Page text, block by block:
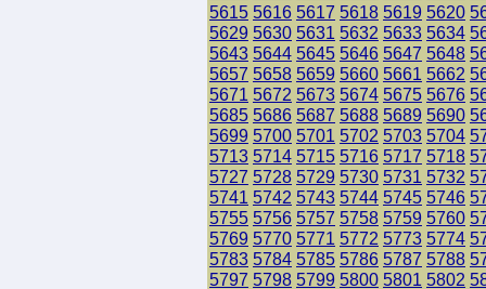
5615 5616 5617 5618 5619 5620
5629 5630 5631 5632 5633 5634
5643 5644 5645 5646 5647 5648
5657 5658 5659 5660 5661 5662
5671 5672 5673 5674 5675 5676
5685 5686 5687 5688 5689 5690
5699 5700 5701 5702 5703 5704
5713 5714 5715 5716 5717 5718
5727 5728 5729 5730 5731 5732
5741 5742 5743 5744 5745 5746
5755 5756 5757 5758 5759 5760
5769 5770 5771 5772 5773 5774
5783 5784 5785 5786 5787 5788
5797 5798 5799 5800 5801 5802